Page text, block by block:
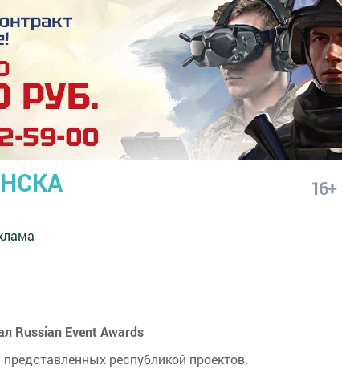
16+
Russian Event Awards
республикой проектов.